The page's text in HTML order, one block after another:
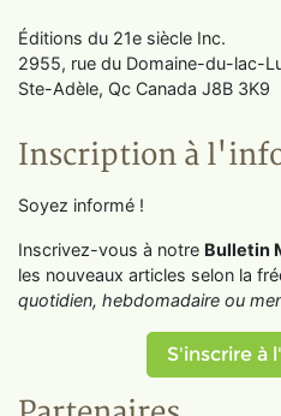
Éditions du 21e siècle Inc.
2955, rue du Domaine-du-lac-
Ste-Adèle, Qc Canada J8B 3K9
Inscription à
Soyez informé !
Inscrivez-vous à notre Bulletin
les nouveaux articles selon la
quotidien, hebdomadaire ou
S'inscrire à